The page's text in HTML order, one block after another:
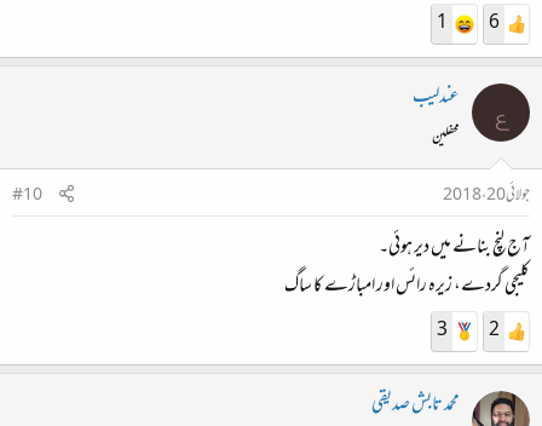
6
1
ع عندلیب
محفلین
جولائی 20، 2018
#10
آج لنچ بنانے میں دیر ہوئی۔
کلیجی گردے، زیرہ رائس اور امباڑے کا ساگ
2
3
محمد تابش صدیقی